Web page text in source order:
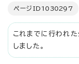
ページID 1030297
これまでに行われ
しました。